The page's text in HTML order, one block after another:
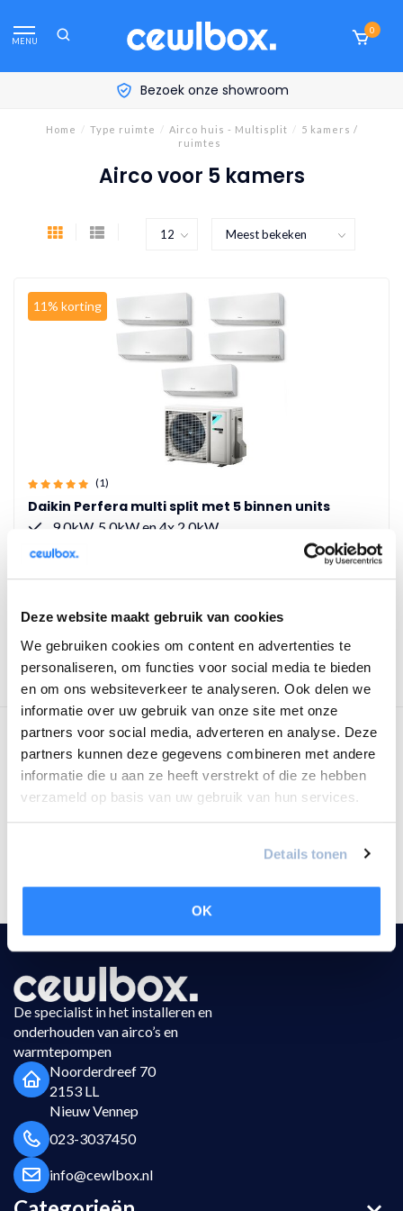
Deze website maakt gebruik van cookies
We gebruiken cookies om content en advertenties te
personaliseren, om functies voor social media te bieden
en om ons websiteverkeer te analyseren. Ook delen we
informatie over uw gebruik van onze site met onze
partners voor social media, adverteren en analyse. Deze
partners kunnen deze gegevens combineren met andere
informatie die u aan ze heeft verstrekt of die ze hebben
verzameld op basis van uw gebruik van hun services.
Details tonen
OK
MENU
0
Bezoek onze showroom
Home / Type ruimte / Airco huis - Multisplit / 5 kamers /
ruimtes
Airco voor 5 kamers
11% korting
(1)
Daikin Perfera multi split met 5 binnen units
9,0kW, 5,0kW en 4x 2,0kW
Energielabel A+++
Vergelijk
De specialist in het installeren en
onderhouden van airco’s en
warmtepompen
Noorderdreef 70
2153 LL
Nieuw Vennep
023-3037450
info@cewlbox.nl